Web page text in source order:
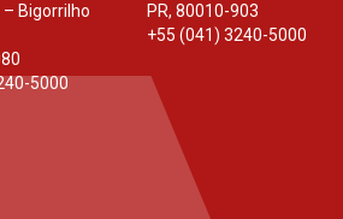
– Bigorrilho
5000
PR, 80010-903
+55 (041) 3240-5000